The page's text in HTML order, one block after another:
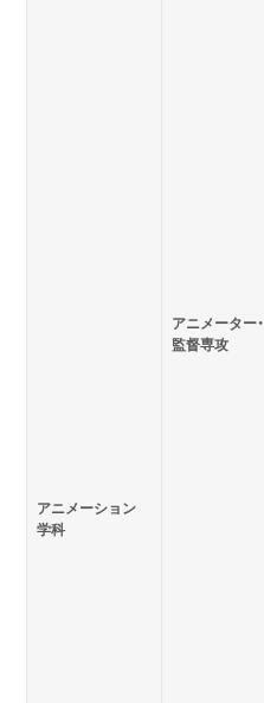
アニメーション
学科
アニメーター・
監督専攻